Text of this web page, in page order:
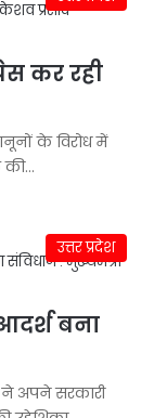
कर रही
के विरोध में
की…
उत्तर प्रदेश
बना
ने अपने सरकारी